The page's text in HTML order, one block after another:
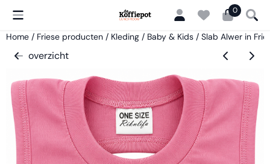
Cookievoorkeuren zijn momenteel gesloten. 0
Home / Friese producten / Kleding / Baby & Kids / Slab Alwer in
overzicht